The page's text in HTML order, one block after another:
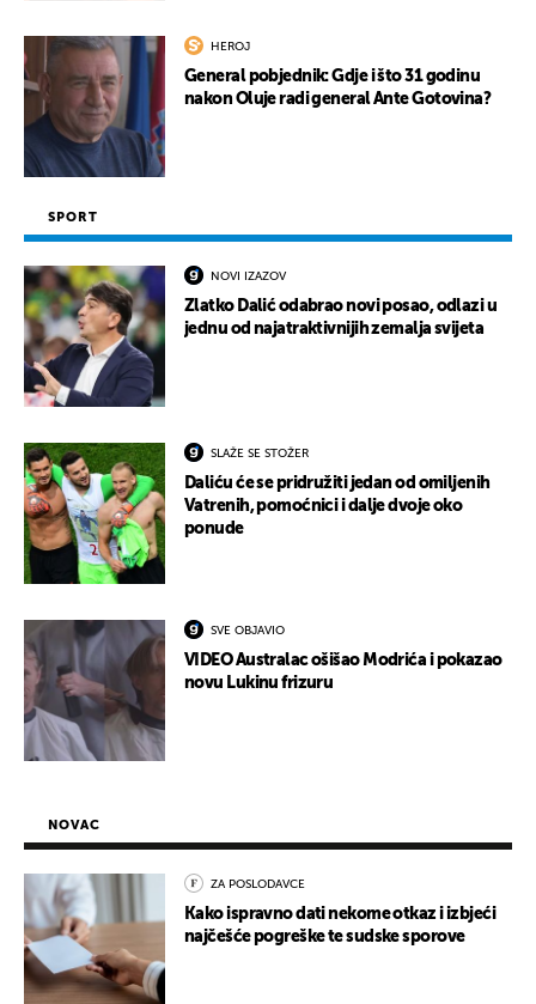
HEROJ
General pobjednik: Gdje i što 31 godinu
nakon Oluje radi general Ante Gotovina?
SPORT
NOVI IZAZOV
Zlatko Dalić odabrao novi posao, odlazi u
jednu od najatraktivnijih zemalja svijeta
SLAŽE SE STOŽER
Daliću će se pridružiti jedan od omiljenih
Vatrenih, pomoćnici i dalje dvoje oko
ponude
SVE OBJAVIO
VIDEO Australac ošišao Modrića i pokazao
novu Lukinu frizuru
NOVAC
ZA POSLODAVCE
Kako ispravno dati nekome otkaz i izbjeći
najčešće pogreške te sudske sporove